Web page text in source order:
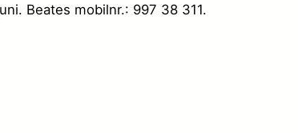
Beates mobilnr.: 997 38 311.